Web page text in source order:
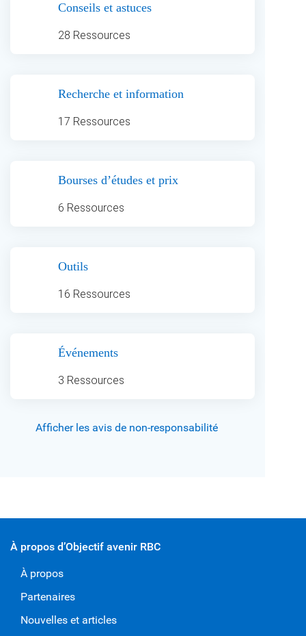
Conseils et astuces
28 Ressources
Recherche et information
17 Ressources
Bourses d’études et prix
6 Ressources
Outils
16 Ressources
Événements
3 Ressources
Afficher les avis de non-responsabilité
À propos d’Objectif avenir RBC
À propos
Partenaires
Nouvelles et articles